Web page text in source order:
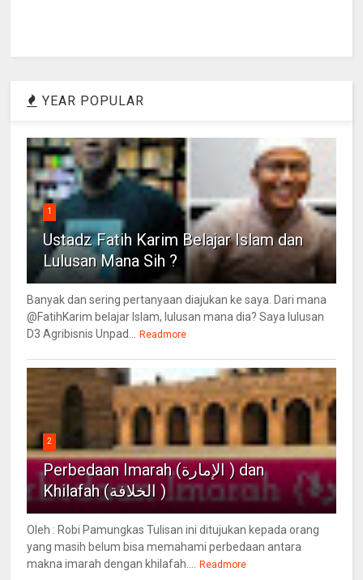
YEAR POPULAR
1
Ustadz Fatih Karim Belajar Islam dan
Lulusan Mana Sih ?
Banyak dan sering pertanyaan diajukan ke saya. Dari mana
@FatihKarim belajar Islam, lulusan mana dia? Saya lulusan
D3 Agribisnis Unpad...
Readmore
2
Perbedaan Imarah (الإمارة ) dan
Khilafah (الخلافة )
Oleh : Robi Pamungkas Tulisan ini ditujukan kepada orang
yang masih belum bisa memahami perbedaan antara
makna imarah dengan khilafah....
Readmore